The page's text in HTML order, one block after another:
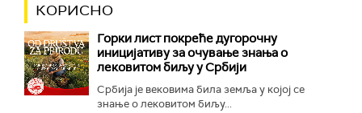
КОРИСНО
Горки лист покреће дугорочну
иницијативу за очување знања о
лековитом биљу у Србији
Србија је вековима била земља у којој се
знање о лековитом биљу...